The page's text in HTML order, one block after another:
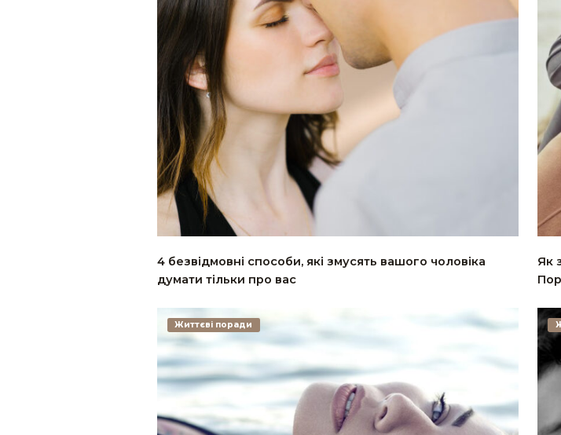
4 безвідмовні способи, які змусять вашого чоловіка
думати тільки про вас
Як
Життєві поради